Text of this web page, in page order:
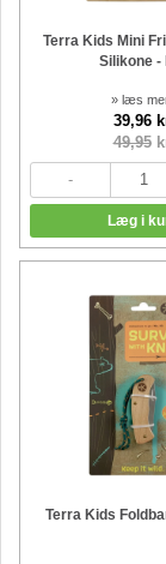
Terra Kids Mini
Silikone -
» læs
39,96
49,95
Terra Kids